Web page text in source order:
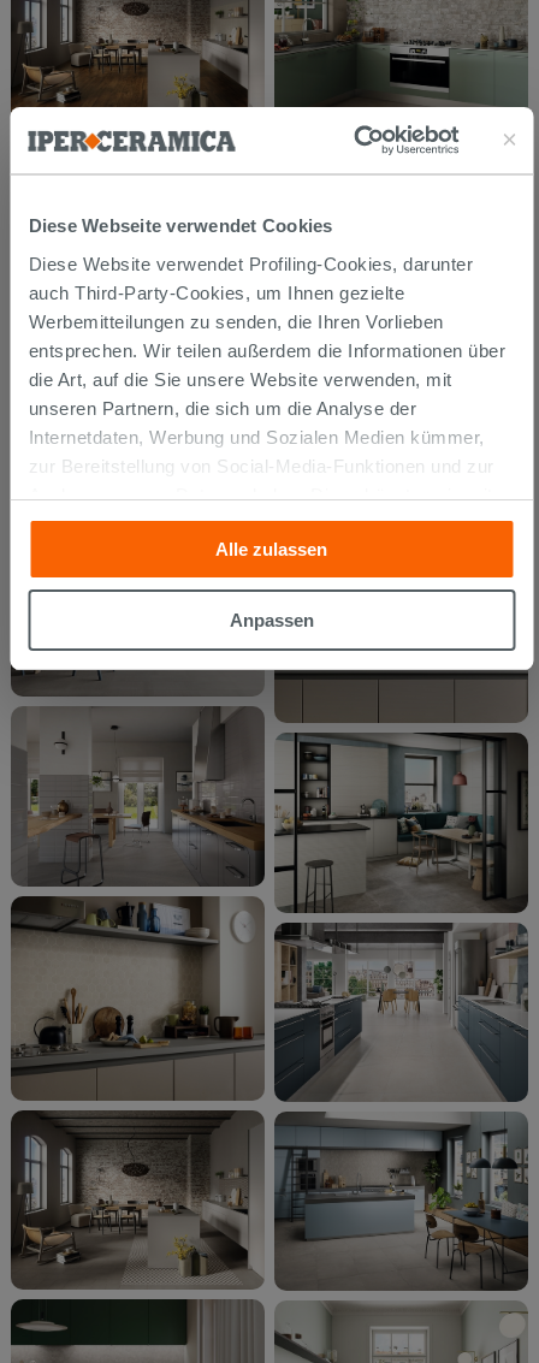
Diese Webseite verwendet Cookies
Diese Website verwendet Profiling-Cookies, darunter
auch Third-Party-Cookies, um Ihnen gezielte
Werbemitteilungen zu senden, die Ihren Vorlieben
entsprechen. Wir teilen außerdem die Informationen über
die Art, auf die Sie unsere Website verwenden, mit
unseren Partnern, die sich um die Analyse der
Internetdaten, Werbung und Sozialen Medien kümmer,
zur Bereitstellung von Social-Media-Funktionen und zur
Analyse unseres Datenverkehrs. Diese könnten sie mit
anderen Informationen, die Sie ihnen geliefert haben oder
die sie aufgrund Ihrer Verwendung ihrer Dienste
gesammelt haben, kombinieren. Falls Sie mehr wissen
möchten oder Ihre Zustimmung zu allen oder einigen
Zustimmung kann durch Klicken auf die Schaltfläche
„Cookies akzeptieren“ gegeben werden. Wenn Sie auf
die Schaltfläche "X" klicken, können Sie das Surfen erst
nach der Installation der technischen Cookies fortsetzen.
Alle zulassen
Anpassen